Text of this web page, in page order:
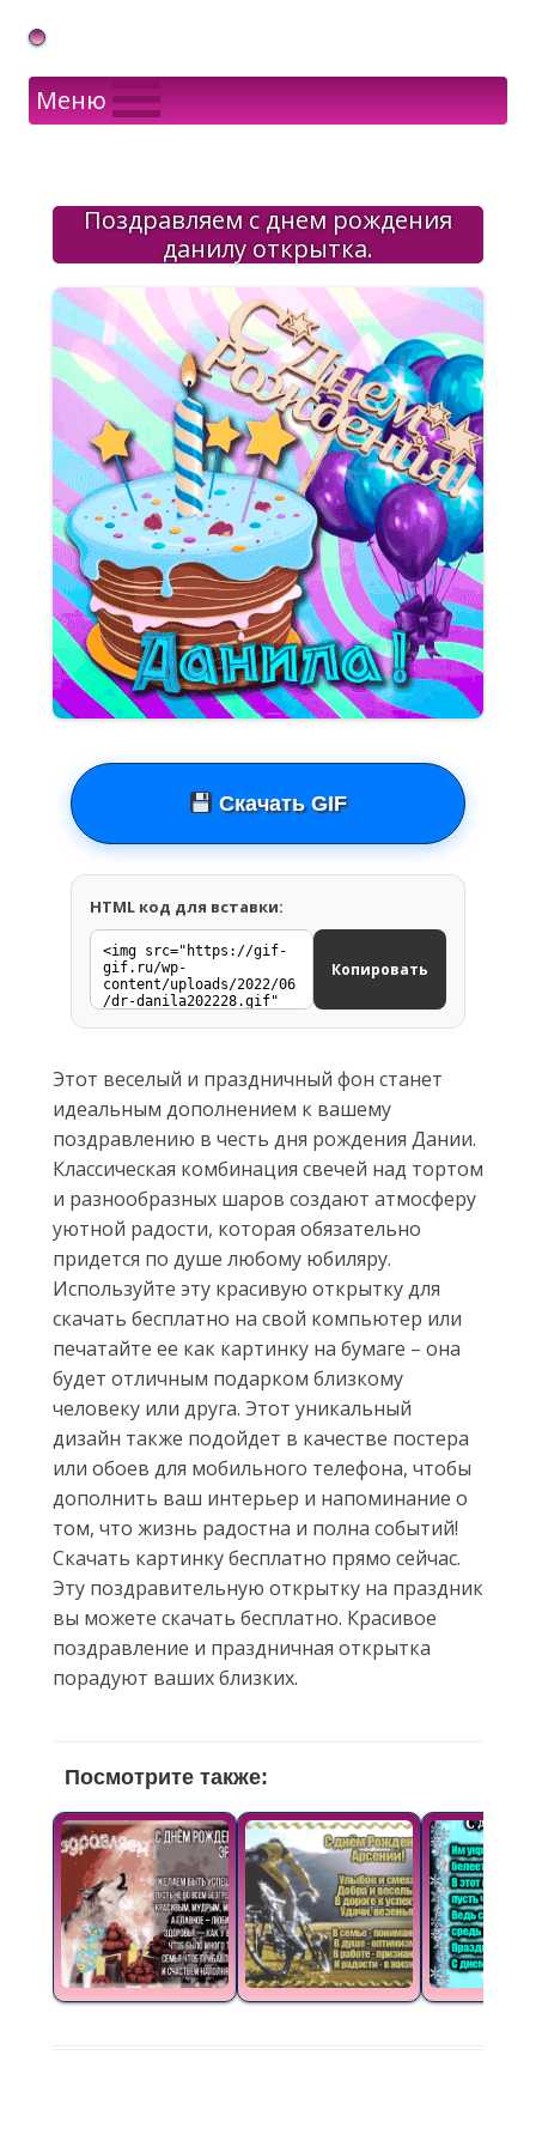
Gif Открытки в подарок
Меню
Поздравляем с днем рождения
данилу открытка.
Скачать GIF
HTML код для вставки:
Копировать
Этот веселый и праздничный фон станет
идеальным дополнением к вашему
поздравлению в честь дня рождения Дании.
Классическая комбинация свечей над тортом
и разнообразных шаров создают атмосферу
уютной радости, которая обязательно
придется по душе любому юбиляру.
Используйте эту красивую открытку для
скачать бесплатно на свой компьютер или
печатайте ее как картинку на бумаге – она
будет отличным подарком близкому
человеку или друга. Этот уникальный
дизайн также подойдет в качестве постера
или обоев для мобильного телефона, чтобы
дополнить ваш интерьер и напоминание о
том, что жизнь радостна и полна событий!
Скачать картинку бесплатно прямо сейчас.
Эту поздравительную открытку на праздник
вы можете скачать бесплатно. Красивое
поздравление и праздничная открытка
порадуют ваших близких.
Посмотрите также: